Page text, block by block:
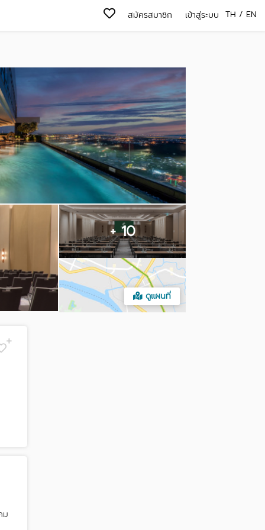
TH / EN
สมัครสมาชิก เข้าสู่ระบบ
+ 10
ดูแผนที่
ม